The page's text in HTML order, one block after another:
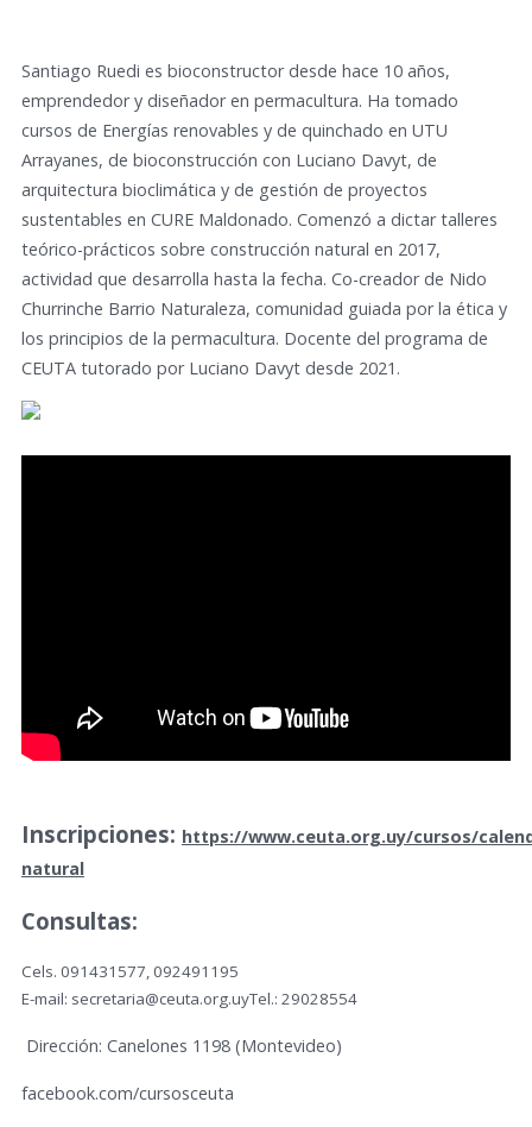
Santiago Ruedi es bioconstructor desde hace 10 años,
emprendedor y diseñador en permacultura. Ha tomado
cursos de Energías renovables y de quinchado en UTU
Arrayanes, de bioconstrucción con Luciano Davyt, de
arquitectura bioclimática y de gestión de proyectos
sustentables en CURE Maldonado. Comenzó a dictar talleres
teórico-prácticos sobre construcción natural en 2017,
actividad que desarrolla hasta la fecha. Co-creador de Nido
Churrinche Barrio Naturaleza, comunidad guiada por la ética y
los principios de la permacultura. Docente del programa de
CEUTA tutorado por Luciano Davyt desde 2021.
Inscripciones: https://www.ceuta.org.uy/cursos/
natural
Consultas:
Cels. 091431577, 092491195
E-mail: secretaria@ceuta.org.uyTel.: 29028554
Dirección: Canelones 1198 (Montevideo)
facebook.com/cursosceuta